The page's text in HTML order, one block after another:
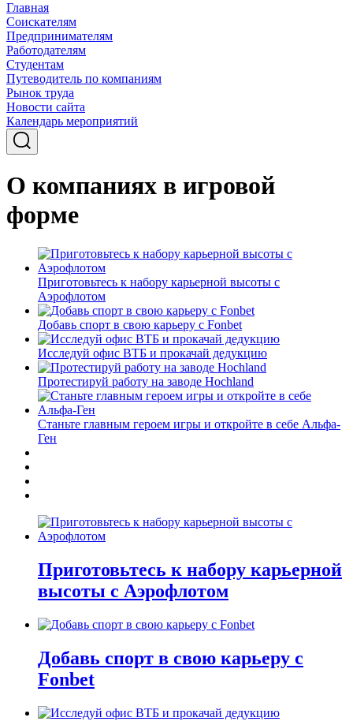
Главная
Соискателям
Предпринимателям
Работодателям
Студентам
Путеводитель по компаниям
Рынок труда
Новости сайта
Календарь мероприятий
О компаниях в игровой
форме
Приготовьтесь к набору карьерной высоты с
Аэрофлотом
Добавь спорт в свою карьеру с Fonbet
Исследуй офис ВТБ и прокачай дедукцию
Протестируй работу на заводе Hochland
Станьте главным героем игры и откройте в себе Альфа-
Ген
Приготовьтесь к набору карьерной
высоты с Аэрофлотом
Добавь спорт в свою карьеру с
Fonbet